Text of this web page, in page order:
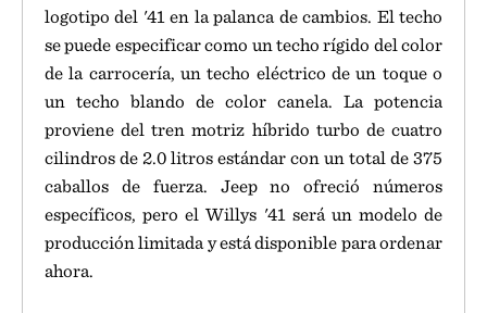
logotipo del '41 en la palanca de cambios. El techo
se puede especificar como un techo rígido del color
de la carrocería, un techo eléctrico de un toque o
un techo blando de color canela. La potencia
proviene del tren motriz híbrido turbo de cuatro
cilindros de 2.0 litros estándar con un total de 375
caballos de fuerza. Jeep no ofreció números
específicos, pero el Willys '41 será un modelo de
producción limitada y está disponible para ordenar
ahora.